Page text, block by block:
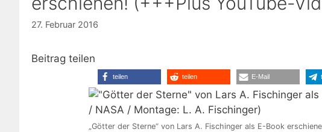
27. Februar 2016
Beitrag teilen
teilen teilen E-Mail
„Götter der Sterne“ von Lars A. Fischinger als E-Book